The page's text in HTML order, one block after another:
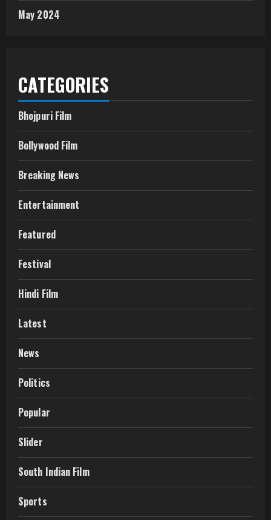
May 2024
CATEGORIES
Bhojpuri Film
Bollywood Film
Breaking News
Entertainment
Featured
Festival
Hindi Film
Latest
News
Politics
Popular
Slider
South Indian Film
Sports